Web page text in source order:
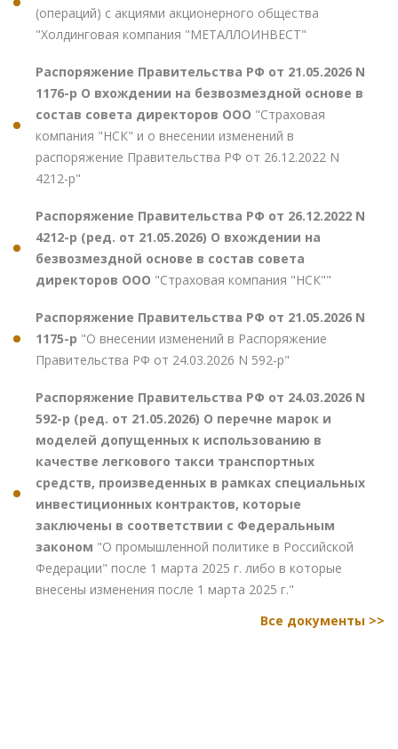
(операций) с акциями акционерного общества
"Холдинговая компания "МЕТАЛЛОИНВЕСТ"
Распоряжение Правительства РФ от 21.05.2026 N
1176-р О вхождении на безвозмездной основе в
состав совета директоров ООО "Страховая
компания "НСК" и о внесении изменений в
распоряжение Правительства РФ от 26.12.2022 N
4212-р"
Распоряжение Правительства РФ от 26.12.2022 N
4212-р (ред. от 21.05.2026) О вхождении на
безвозмездной основе в состав совета
директоров ООО "Страховая компания "НСК""
Распоряжение Правительства РФ от 21.05.2026 N
1175-р "О внесении изменений в Распоряжение
Правительства РФ от 24.03.2026 N 592-р"
Распоряжение Правительства РФ от 24.03.2026 N
592-р (ред. от 21.05.2026) О перечне марок и
моделей допущенных к использованию в
качестве легкового такси транспортных
средств, произведенных в рамках специальных
инвестиционных контрактов, которые
заключены в соответствии с Федеральным
законом "О промышленной политике в Российской
Федерации" после 1 марта 2025 г. либо в которые
внесены изменения после 1 марта 2025 г."
Все документы >>